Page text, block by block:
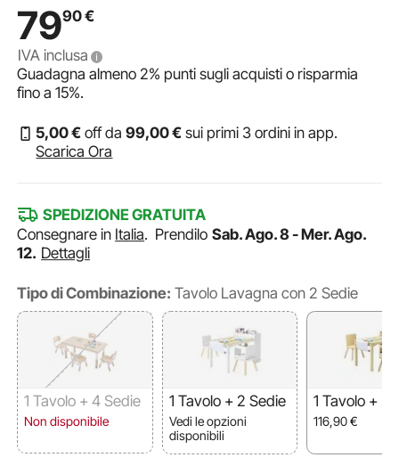
7990€
IVA inclusa
Guadagna almeno2% punti sugli acquisti o risparmia
fino a15%.
5,00€ off da99,00€ sui primi 3 ordini in app.
Scarica Ora
SPEDIZIONE GRATUITA
Consegnare in Italia. Prendilo Sab. Ago. 8 - Mer. Ago.
12. Dettagli
Tipo di Combinazione: Tavolo Lavagna con 2 Sedie
1 Tavolo + 4 Sedie
Non disponibile
1 Tavolo + 2 Sedie
Vedi le opzioni
disponibili
1 Tavolo + 2
con Mobile
116,90€